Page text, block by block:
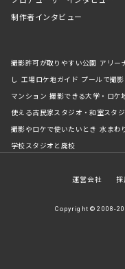
制作者インタビュー
撮影許可が取りやすい公園 アリー
し 工場ロケ地ガイド プールで撮
マンション 撮影できる大学・ロケ
使える古民家スタジオ・和室スタ
撮影やロケで使いたいとき 水まわ
学校スタジオと廃校
運営会社
Copyright © 2008-